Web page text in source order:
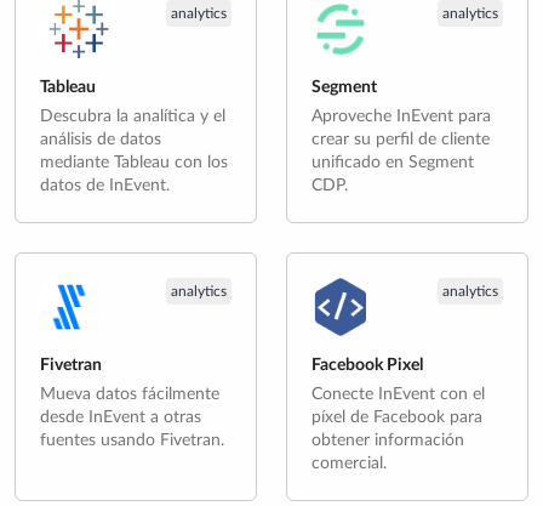
analytics
Tableau
Descubra la analítica y el
análisis de datos
mediante Tableau con los
datos de InEvent.
analytics
Segment
Aproveche InEvent para
crear su perfil de cliente
unificado en Segment
CDP.
analytics
Fivetran
Mueva datos fácilmente
desde InEvent a otras
fuentes usando Fivetran.
analytics
Facebook Pixel
Conecte InEvent con el
píxel de Facebook para
obtener información
comercial.